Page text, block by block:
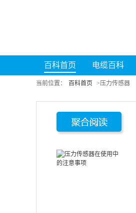
百科首页 电缆百科
当前位置： 百科首页 >压力传感器